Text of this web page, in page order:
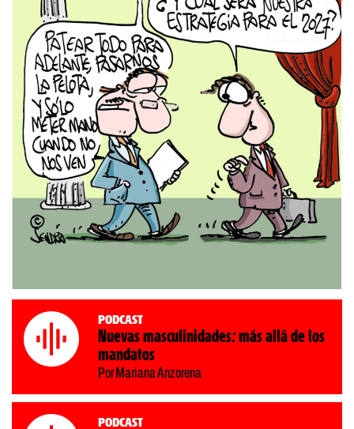
Podcast
Nuevas masculinidades: más allá de los
mandatos
Por Mariana Anzorena
Podcast